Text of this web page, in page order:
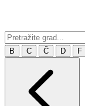
B C Č D F